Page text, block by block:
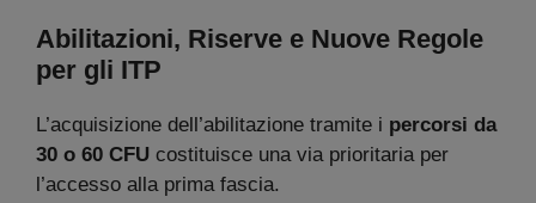
Abilitazioni, Riserve e Nuove Regole
per gli ITP
L’acquisizione dell’abilitazione tramite i percorsi da
30 o 60 CFU costituisce una via prioritaria per
l’accesso alla prima fascia.